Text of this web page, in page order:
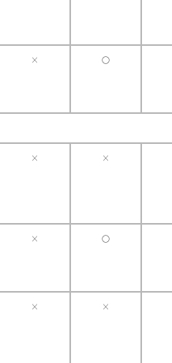
× 〇
× ×
× 〇
× ×